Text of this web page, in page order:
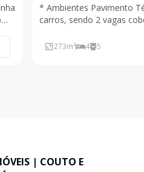
* Ambientes Pavimento
carros, sendo 2 vagas
cozinha integrados com
cidade; - Ambiente para
273m² 4 5
| COUTO E